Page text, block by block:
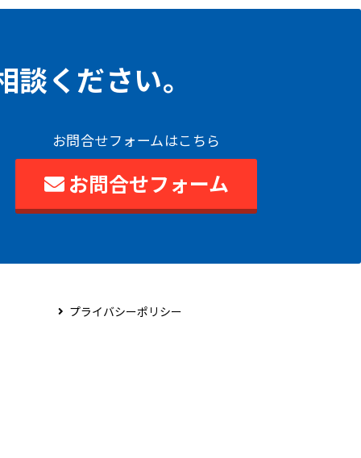
ください。
お問合せフォームはこちら
お問合せフォーム
プライバシーポリシー